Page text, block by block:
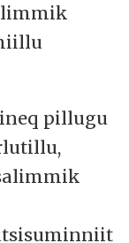
pillugu